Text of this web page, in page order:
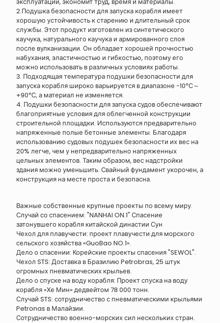
2.Подушка безопасности для запуска корабля имеет
хорошую устойчивость к старению и длительный срок
службы. Этот продукт изготовлен из синтетического
каучука, натурального каучука и армированного слоя
после вулканизации. Он обладает хорошей прочностью
набухания, эластичностью и гибкостью, поэтому его
можно использовать в различных условиях работы.
3. Подходящая температура подушки безопасности для
запуска корабля широко варьируется в диапазоне -10℃～
+90℃, а материал не изменяется.
4. Подушки безопасности для запуска судов обеспечивают
благоприятные условия для облегченной конструкции
строительной площадки. Используются предварительно
напряженные полые бетонные элементы. Благодаря
использованию судовых подушек безопасности их вес на
20% легче, чем у непредварительно напряженных
цельных элементов. Таким образом, вес надстройки
здания можно уменьшить. Свайный фундамент укорочен, а
конструкция на месте проста и безопасна.
Важные собственные крупные проекты по всему миру.
Случай со спасением: "NANHAI ON.1" Спасение
затонувшего корабля китайской династии Сун
Чехол для плавучести: проект плавучести для морского
сельского хозяйства «GuoBao NO.1».
Дело о спасении: Корейские проекты спасения "SEWOL".
Чехол STS: Доставка в Бразилию Petrobras, 25 штук
огромных пневматических крыльев.
Дело о спуске на воду корабля: Проект спуска на воду
корабля «Хе Мин» дедвейтом 78 000 тонн.
Случай STS: сотрудничество с пневматическими крыльями
Petronas в Малайзии.
Сотрудничество военно-морских сил нескольких стран.